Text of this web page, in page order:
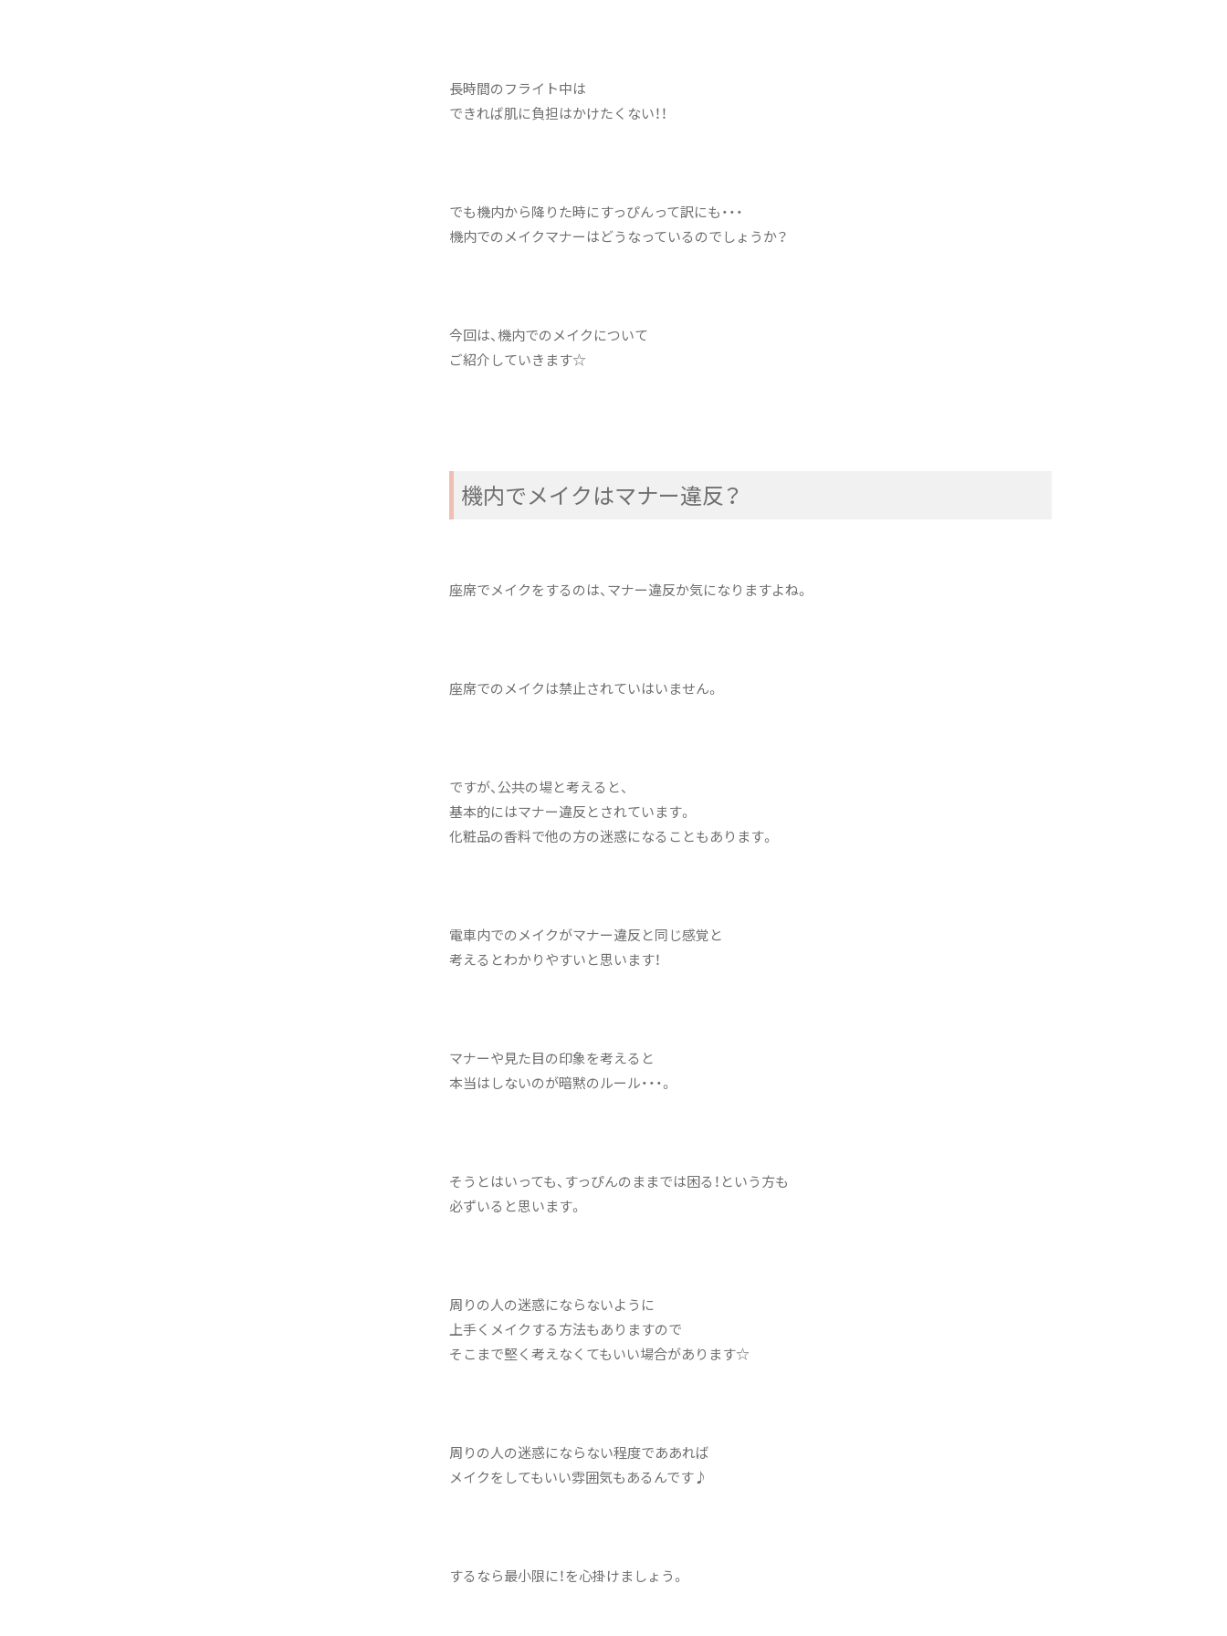
長時間のフライト中は
できれば肌に負担はかけたくない！！
でも機内から降りた時にすっぴんって訳にも・・・
機内でのメイクマナーはどうなっているのでしょうか？
今回は、機内でのメイクについて
ご紹介していきます☆
機内でメイクはマナー違反？
座席でメイクをするのは、マナー違反か気になりますよね。
座席でのメイクは禁止されていはいません。
ですが、公共の場と考えると、
基本的にはマナー違反とされています。
化粧品の香料で他の方の迷惑になることもあります。
電車内でのメイクがマナー違反と同じ感覚と
考えるとわかりやすいと思います！
マナーや見た目の印象を考えると
本当はしないのが暗黙のルール・・・。
そうとはいっても、すっぴんのままでは困る！という方も
必ずいると思います。
周りの人の迷惑にならないように
上手くメイクする方法もありますので
そこまで堅く考えなくてもいい場合があります☆
周りの人の迷惑にならない程度でああれば
メイクをしてもいい雰囲気もあるんです♪
するなら最小限に！を心掛けましょう。